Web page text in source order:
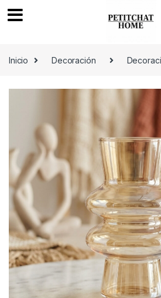
Inicio
Decoración